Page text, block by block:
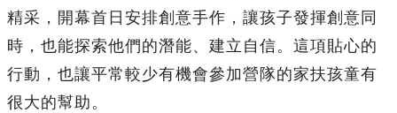
精采，開幕首日安排創意手作，讓孩子發揮創意同
時，也能探索他們的潛能、建立自信。這項貼心的
行動，也讓平常較少有機會參加營隊的家扶孩童有
很大的幫助。